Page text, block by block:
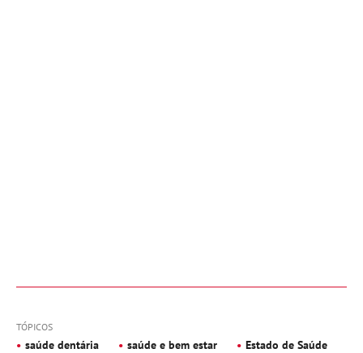
TÓPICOS
saúde dentária saúde e bem estar
Estado de Saúde